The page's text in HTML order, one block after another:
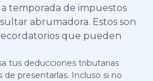
temporada de impuestos
abrumadora. Estos son
que pueden
tus deducciones tributarias
de presentarlas. Incluso si no